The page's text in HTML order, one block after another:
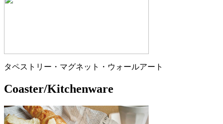
タペストリー・マグネット・ウォールアート
Coaster/Kitchenware